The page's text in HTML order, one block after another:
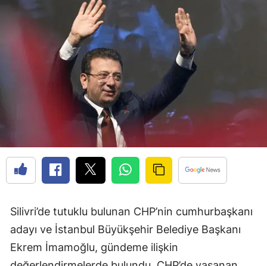
Silivri’de tutuklu bulunan CHP’nin cumhurbaşkanı
adayı ve İstanbul Büyükşehir Belediye Başkanı
Ekrem İmamoğlu, gündeme ilişkin